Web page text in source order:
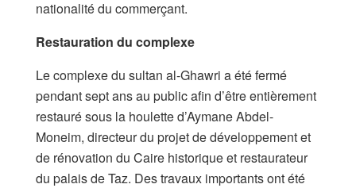
nationalité du commerçant.
Restauration du complexe
Le complexe du sultan al-Ghawri a été fermé
pendant sept ans au public afin d’être entièrement
restauré sous la houlette d’Aymane Abdel-
Moneim, directeur du projet de développement et
de rénovation du Caire historique et restaurateur
du palais de Taz. Des travaux importants ont été